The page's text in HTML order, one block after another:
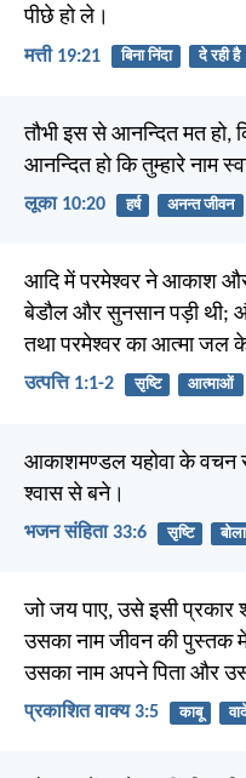
पीछे हो ले।
मत्ती 19:21 बिना निंदा दे रही है
तौभी इस से आनन्दित मत हो,
आनन्दित हो कि तुम्हारे नाम
लूका 10:20 हर्ष अनन्त जीवन
आदि में परमेश्वर ने आकाश और
बेडौल और सुनसान पड़ी थी;
तथा परमेश्वर का आत्मा जल
उत्पत्ति 1:1-2 सृष्टि आत्माओं
आकाशमण्डल यहोवा के
श्वास से बने।
भजन संहिता 33:6 सृष्टि
जो जय पाए, उसे इसी प्रकार
उसका नाम जीवन की पुस्तक
उसका नाम अपने पिता और
प्रकाशित वाक्य 3:5 काबू